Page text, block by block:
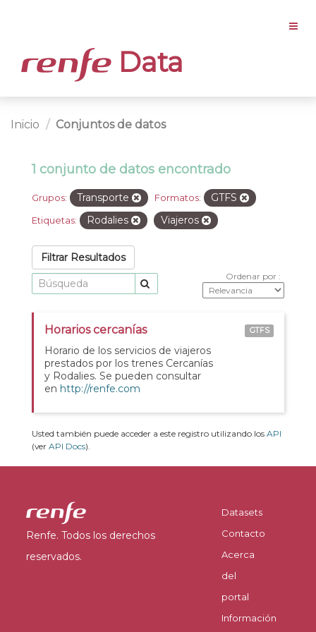
Data
Inicio Conjuntos de datos
1 conjunto de datos encontrado
Grupos: Transporte Formatos: GTFS
Etiquetas: Rodalies Viajeros
Filtrar Resultados
Ordenar por
Horarios cercanías
Horario de los servicios de viajeros
prestados por los trenes Cercanías
y Rodalies. Se pueden consultar
en http://renfe.com
GTFS
Usted también puede acceder a este registro utilizando los API
(ver API Docs).
Renfe. Todos los derechos
reservados.
Datasets
Contacto
Acerca
del
portal
Información